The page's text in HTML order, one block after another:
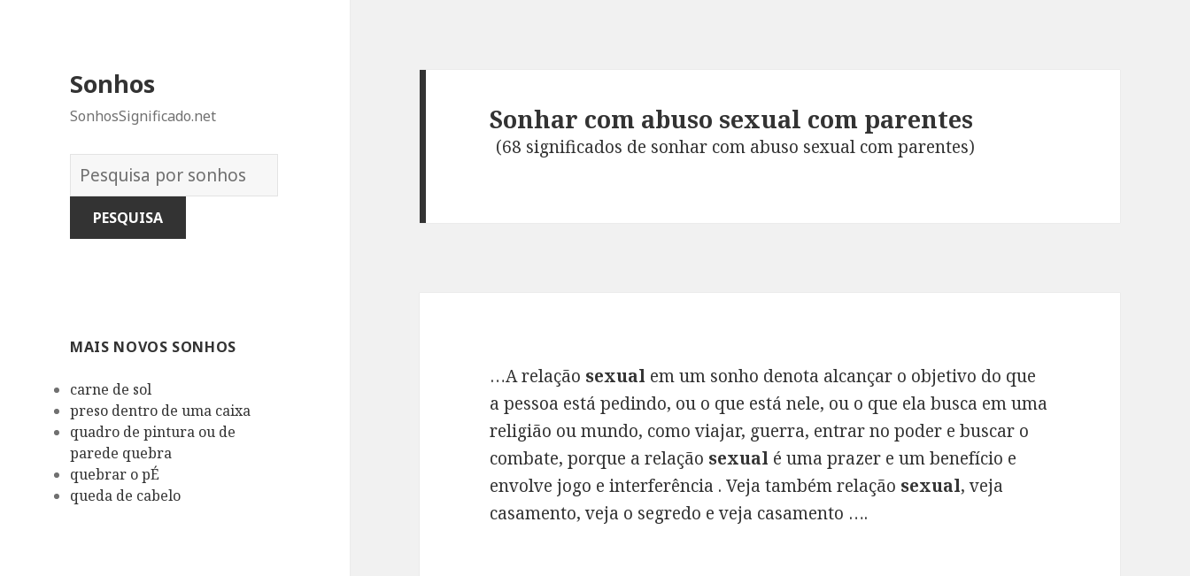
Sonhos
SonhosSignificado.net
Dicionário
dos
Sonhos:
MAIS NOVOS SONHOS
carne de sol
preso dentro de uma caixa
quadro de pintura ou de
parede quebra
quebrar o pÉ
queda de cabelo
Sonhar com abuso sexual com parentes
(68 significados de sonhar com abuso sexual com parentes)
…A relação sexual em um sonho denota alcançar o objetivo do que
a pessoa está pedindo, ou o que está nele, ou o que ela busca em uma
religião ou mundo, como viajar, guerra, entrar no poder e buscar o
combate, porque a relação sexual é uma prazer e um benefício e
envolve jogo e interferência . Veja também relação sexual, veja
casamento, veja o segredo e veja casamento ….